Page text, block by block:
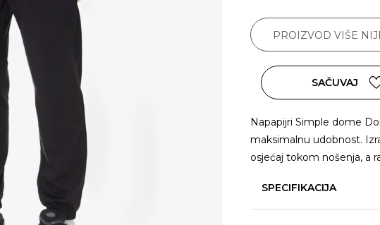
PROIZVOD VIŠE
SAČUVAJ
Napapijri Simple dome
maksimalnu udobnost.
osjećaj tokom nošenja, a
SPECIFIKACIJA